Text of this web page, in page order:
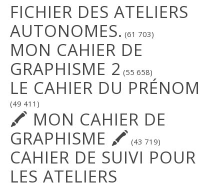
FICHIER DES ATELIERS
AUTONOMES. (61 703)
MON CAHIER DE
GRAPHISME 2 (55 658)
LE CAHIER DU PRÉNOM
(49 411)
🖍 MON CAHIER DE
GRAPHISME 🖍 (43 719)
CAHIER DE SUIVI POUR
LES ATELIERS